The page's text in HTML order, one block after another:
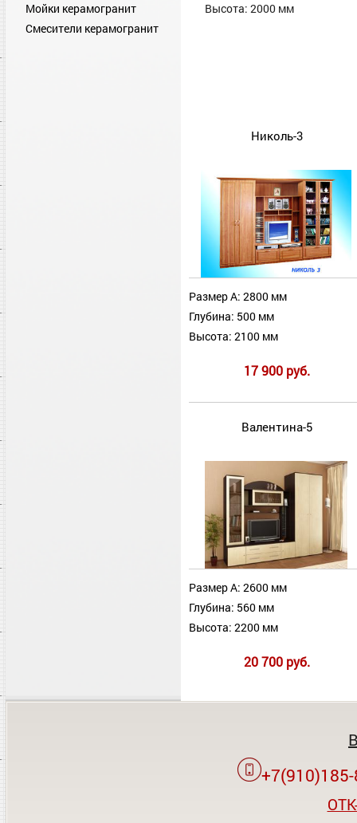
Мойки керамогранит
Смесители керамогранит
Высота: 2000 мм
Николь-3
Размер А: 2800 мм
Глубина: 500 мм
Высота: 2100 мм
17 900 руб.
Валентина-5
Размер А: 2600 мм
Глубина: 560 мм
Высота: 2200 мм
20 700 руб.